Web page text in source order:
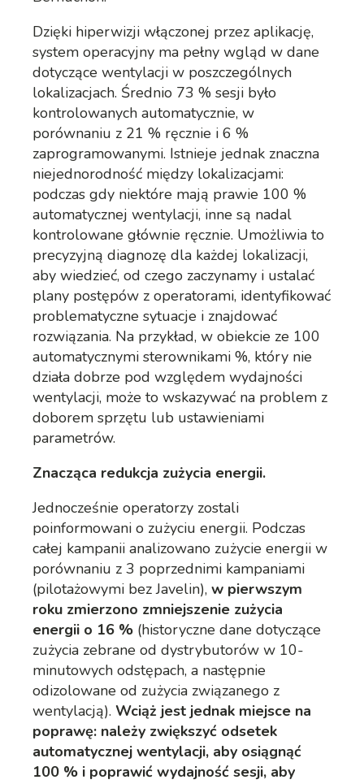
Dzięki hiperwizji włączonej przez aplikację,
system operacyjny ma pełny wgląd w dane
dotyczące wentylacji w poszczególnych
lokalizacjach. Średnio 73 % sesji było
kontrolowanych automatycznie, w
porównaniu z 21 % ręcznie i 6 %
zaprogramowanymi. Istnieje jednak znaczna
niejednorodność między lokalizacjami:
podczas gdy niektóre mają prawie 100 %
automatycznej wentylacji, inne są nadal
kontrolowane głównie ręcznie. Umożliwia to
precyzyjną diagnozę dla każdej lokalizacji,
aby wiedzieć, od czego zaczynamy i ustalać
plany postępów z operatorami, identyfikować
problematyczne sytuacje i znajdować
rozwiązania. Na przykład, w obiekcie ze 100
automatycznymi sterownikami %, który nie
działa dobrze pod względem wydajności
wentylacji, może to wskazywać na problem z
doborem sprzętu lub ustawieniami
parametrów.
Znacząca redukcja zużycia energii.
Jednocześnie operatorzy zostali
poinformowani o zużyciu energii. Podczas
całej kampanii analizowano zużycie energii w
porównaniu z 3 poprzednimi kampaniami
(pilotażowymi bez Javelin), w pierwszym
roku zmierzono zmniejszenie zużycia
energii o 16 % (historyczne dane dotyczące
zużycia zebrane od dystrybutorów w 10-
minutowych odstępach, a następnie
odizolowane od zużycia związanego z
wentylacją). Wciąż jest jednak miejsce na
poprawę: należy zwiększyć odsetek
automatycznej wentylacji, aby osiągnąć
100 % i poprawić wydajność sesji, aby